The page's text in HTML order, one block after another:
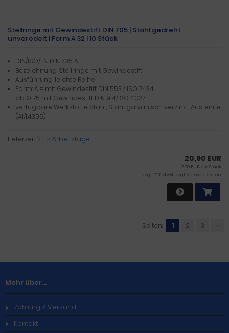
Stellringe mit Gewindestift DIN 705 | Stahl gedreht
unveredelt | Form A 32 | 10 Stück
DIN/ISO/EN: DIN 705 A
Bezeichnung: Stellringe mit Gewindestift
Ausführung: leichte Reihe
Form: A = mit Gewindestift DIN 553 / ISO 7434
ab Ø 75 mit Gewindestift DIN 914/ISO 4027
verfügbare Werkstoffe: Stahl, Stahl galvanisch verzinkt, Austenite
(A1/1.4305)
Lieferzeit:2 - 3 Arbeitstage
20,90 EUR
2,09 EUR pro Stück
zzgl. 19 % MwSt. zzgl.Versandkosten
Seiten: 1 2 3 »
Mehr über...
Zahlung & Versand
Kontakt